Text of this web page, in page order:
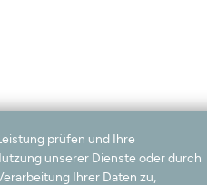
prüfen und Ihre
unserer Dienste oder durch
Ihrer Daten zu,